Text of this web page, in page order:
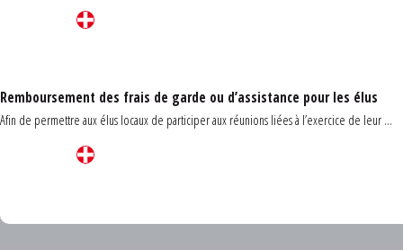
Remboursement des frais de garde ou d’assistance pour les élus
Afin de permettre aux élus locaux de participer aux réunions liées à l’exercice de leur ...